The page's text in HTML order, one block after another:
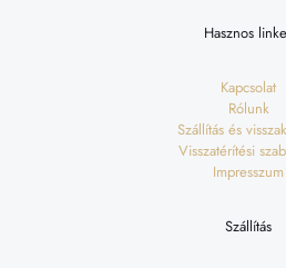
Hasznos
Kapcsolat
Rólunk
Szállítás és
Visszatérítési
Impresszum
Szállítás